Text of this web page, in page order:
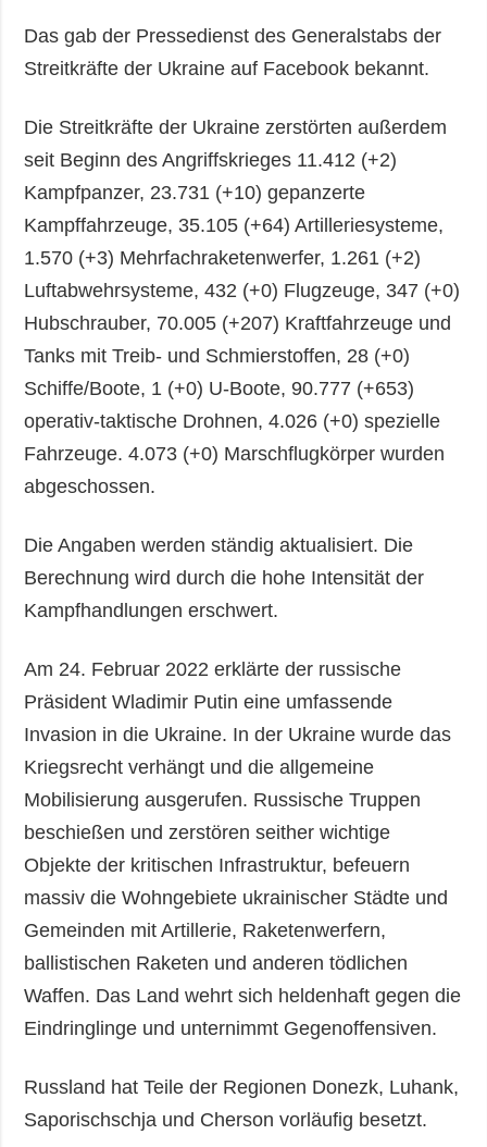
Das gab der Pressedienst des Generalstabs der
Streitkräfte der Ukraine auf Facebook bekannt.
Die Streitkräfte der Ukraine zerstörten außerdem
seit Beginn des Angriffskrieges 11.412 (+2)
Kampfpanzer, 23.731 (+10) gepanzerte
Kampffahrzeuge, 35.105 (+64) Artilleriesysteme,
1.570 (+3) Mehrfachraketenwerfer, 1.261 (+2)
Luftabwehrsysteme, 432 (+0) Flugzeuge, 347 (+0)
Hubschrauber, 70.005 (+207) Kraftfahrzeuge und
Tanks mit Treib- und Schmierstoffen, 28 (+0)
Schiffe/Boote, 1 (+0) U-Boote, 90.777 (+653)
operativ-taktische Drohnen, 4.026 (+0) spezielle
Fahrzeuge. 4.073 (+0) Marschflugkörper wurden
abgeschossen.
Die Angaben werden ständig aktualisiert. Die
Berechnung wird durch die hohe Intensität der
Kampfhandlungen erschwert.
Am 24. Februar 2022 erklärte der russische
Präsident Wladimir Putin eine umfassende
Invasion in die Ukraine. In der Ukraine wurde das
Kriegsrecht verhängt und die allgemeine
Mobilisierung ausgerufen. Russische Truppen
beschießen und zerstören seither wichtige
Objekte der kritischen Infrastruktur, befeuern
massiv die Wohngebiete ukrainischer Städte und
Gemeinden mit Artillerie, Raketenwerfern,
ballistischen Raketen und anderen tödlichen
Waffen. Das Land wehrt sich heldenhaft gegen die
Eindringlinge und unternimmt Gegenoffensiven.
Russland hat Teile der Regionen Donezk, Luhank,
Saporischschja und Cherson vorläufig besetzt.